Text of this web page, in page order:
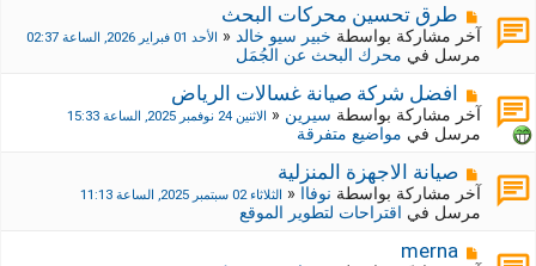
ج
د
ي
ة
م
ش
ر
ك
ة
ج
د
د
ة
طرق تحسين محركات البحث
آخر مشاركة بواسطة خبير سيو خالد« الأحد 01 فبراير 2026, الساعة 02:37
مرسل في محرك البحث عن الجُمَل
م
ش
ر
ك
ة
ج
د
د
افضل شركة صيانة غسالات الرياض
آخر مشاركة بواسطة سيرين« الاثنين 24 نوفمبر 2025, الساعة 15:33
مرسل في مواضيع متفرقة
م
ش
ر
ك
صيانة الاجهزة المنزلية
آخر مشاركة بواسطة نوفاا« الثلاثاء 02 سبتمبر 2025, الساعة 11:13
مرسل في اقتراحات لتطوير الموقع
م merna